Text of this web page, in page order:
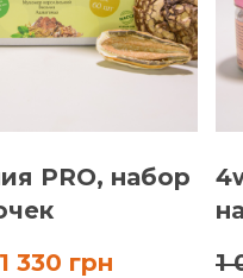
PRO, набор
1 330 грн
1